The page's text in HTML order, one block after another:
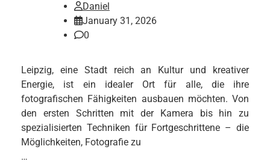
Daniel
January 31, 2026
0
Leipzig, eine Stadt reich an Kultur und kreativer
Energie, ist ein idealer Ort für alle, die ihre
fotografischen Fähigkeiten ausbauen möchten. Von
den ersten Schritten mit der Kamera bis hin zu
spezialisierten Techniken für Fortgeschrittene – die
Möglichkeiten, Fotografie zu
…